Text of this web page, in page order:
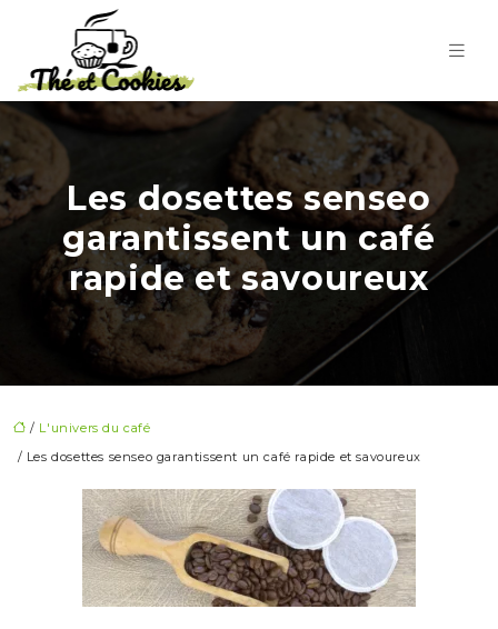
Les dosettes senseo
garantissent un café
rapide et savoureux
/ L'univers du café
/ Les dosettes senseo garantissent un café rapide et savoureux